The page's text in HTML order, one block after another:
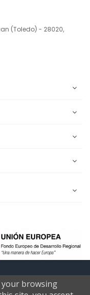
your browsing
(Toledo) - 28020,
de farmacia